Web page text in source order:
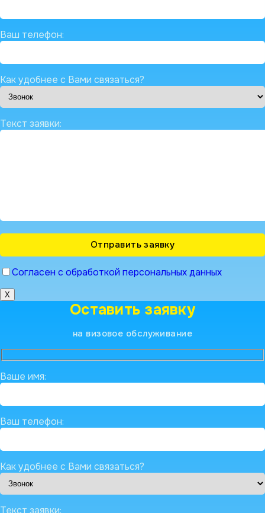
Ваш телефон:
Как удобнее с Вами связаться?
Текст заявки:
Согласен с обработкой персональных данных
X
Оставить заявку
на визовое обслуживание
Ваше имя:
Ваш телефон:
Как удобнее с Вами связаться?
Текст заявки: